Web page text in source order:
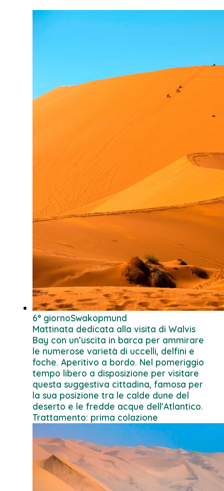
6° giornoSwakopmund
Mattinata dedicata alla visita di Walvis
Bay con un’uscita in barca per ammirare
le numerose varietà di uccelli, delfini e
foche. Aperitivo a bordo. Nel pomeriggio
tempo libero a disposizione per visitare
questa suggestiva cittadina, famosa per
la sua posizione tra le calde dune del
deserto e le fredde acque dell’Atlantico.
Trattamento: prima colazione